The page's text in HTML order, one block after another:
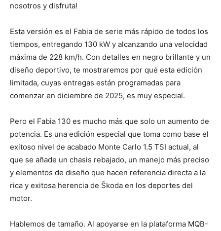
nosotros y disfruta!
Esta versión es el Fabia de serie más rápido de todos los
tiempos, entregando 130 kW y alcanzando una velocidad
máxima de 228 km/h. Con detalles en negro brillante y un
diseño deportivo, te mostraremos por qué esta edición
limitada, cuyas entregas están programadas para
comenzar en diciembre de 2025, es muy especial.
Pero el Fabia 130 es mucho más que solo un aumento de
potencia. Es una edición especial que toma como base el
exitoso nivel de acabado Monte Carlo 1.5 TSI actual, al
que se añade un chasis rebajado, un manejo más preciso
y elementos de diseño que hacen referencia directa a la
rica y exitosa herencia de Škoda en los deportes del
motor.
Hablemos de tamaño. Al apoyarse en la plataforma MQB-